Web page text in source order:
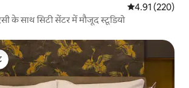
औसत रेटिंग 5 में से
4.91 (220)
के साथ सिटी सेंटर में मौजूद स्टूडियो